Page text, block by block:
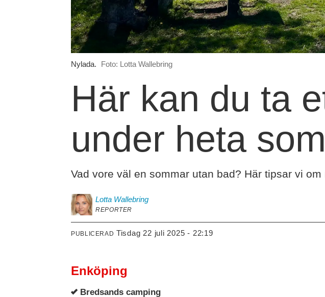
Nylada. Foto: Lotta Wallebring
Här kan du ta
under heta
Vad vore väl en sommar utan bad? Här tipsar vi
Lotta Wallebring
REPORTER
PUBLICERAD tisdag 22 juli 2025 - 22:19
Enköping
Bredsands camping